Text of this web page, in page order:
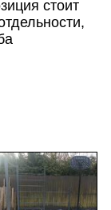
стоит